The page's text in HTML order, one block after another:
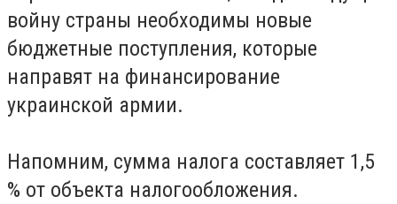
войну страны необходимы новые
бюджетные поступления, которые
направят на финансирование
украинской армии.
Напомним, сумма налога составляет 1,5
% от объекта налогообложения.